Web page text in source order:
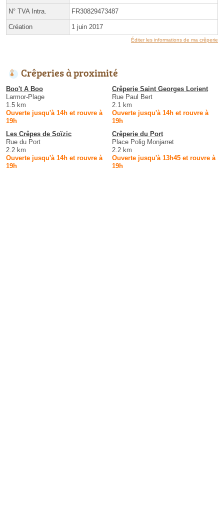
N° TVA Intra. FR30829473487
Création 1 juin 2017
Éditer les informations de ma crêperie
Crêperies à proximité
Boo't A Boo
Larmor-Plage
1.5 km
Ouverte jusqu'à 14h et rouvre à
19h
Crêperie Saint Georges Lorient
Rue Paul Bert
2.1 km
Ouverte jusqu'à 14h et rouvre à
19h
Les Crêpes de Soïzic
Rue du Port
2.2 km
Ouverte jusqu'à 14h et rouvre à
19h
Crêperie du Port
Place Polig Monjarret
2.2 km
Ouverte jusqu'à 13h45 et rouvre à
19h